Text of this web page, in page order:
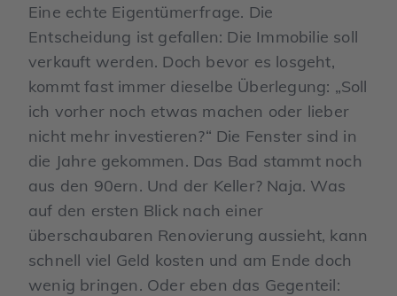
Eine echte Eigentümerfrage. Die
Entscheidung ist gefallen: Die Immobilie soll
verkauft werden. Doch bevor es losgeht,
kommt fast immer dieselbe Überlegung: „Soll
ich vorher noch etwas machen oder lieber
nicht mehr investieren?“ Die Fenster sind in
die Jahre gekommen. Das Bad stammt noch
aus den 90ern. Und der Keller? Naja. Was
auf den ersten Blick nach einer
überschaubaren Renovierung aussieht, kann
schnell viel Geld kosten und am Ende doch
wenig bringen. Oder eben das Gegenteil: